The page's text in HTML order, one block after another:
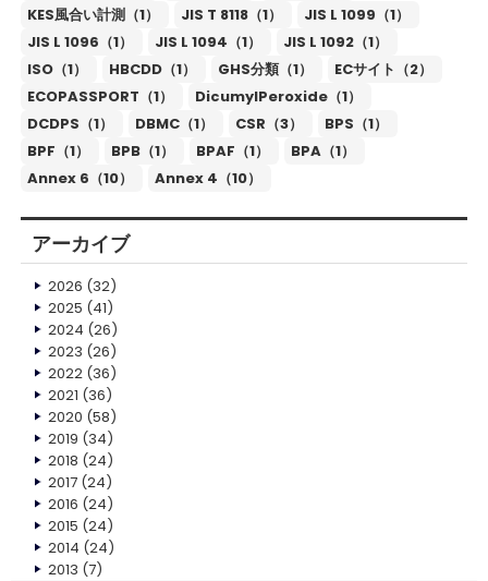
KES風合い計測（1）
JIS T 8118（1）
JIS L 1099（1）
JIS L 1096（1）
JIS L 1094（1）
JIS L 1092（1）
ISO（1）
HBCDD（1） GHS分類（1）
ECサイト（2）
ECOPASSPORT（1）
DicumylPeroxide（1）
DCDPS（1）
DBMC（1） CSR（3）
BPS（1）
BPF（1）
BPB（1） BPAF（1）
BPA（1）
Annex 6（10）
Annex 4（10）
アーカイブ
2026 (32)
2025 (41)
2024 (26)
2023 (26)
2022(36)
2021 (36)
2020 (58)
2019 (34)
2018 (24)
2017(24)
2016 (24)
2015 (24)
2014 (24)
2013 (7)